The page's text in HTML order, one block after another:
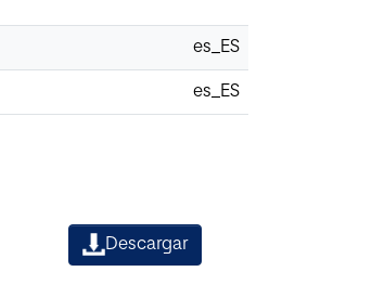
es_ES
es_ES
Descargar